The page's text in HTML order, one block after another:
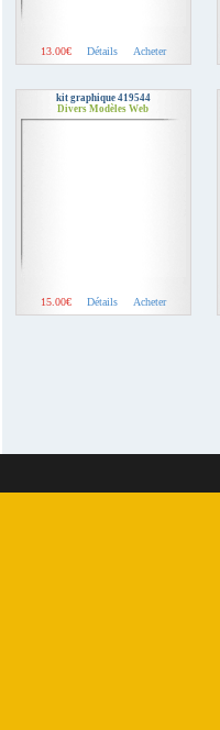
13.00€ Détails Acheter
kit graphique 419544
Divers Modèles Web
15.00€ Détails Acheter